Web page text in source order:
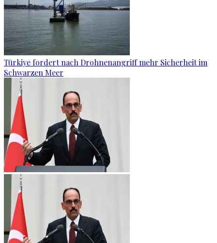
Türkiye fordert nach Drohnenangriff mehr Sicherheit im
Schwarzen Meer